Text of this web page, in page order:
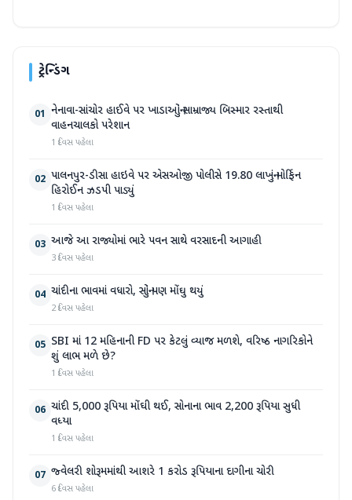
ટ્રેન્ડિંગ
01 નેનાવા-સાંચોર હાઈવે પર ખાડાઓનું સામ્રાજ્ય બિસ્માર રસ્તાથી
વાહનચાલકો પરેશાન
1 દિવસ પહેલા
02 પાલનપુર-ડીસા હાઇવે પર એસઓજી પોલીસે 19.80 લાખનું મોર્ફિન
હિરોઈન ઝડપી પાડ્યું
1 દિવસ પહેલા
03 આજે આ રાજ્યોમાં ભારે પવન સાથે વરસાદની આગાહી
3 દિવસ પહેલા
04 ચાંદીના ભાવમાં વધારો, સોનું પણ મોંઘુ થયું
2 દિવસ પહેલા
05 SBI માં 12 મહિનાની FD પર કેટલું વ્યાજ મળશે, વરિષ્ઠ નાગરિકોને
શું લાભ મળે છે?
1 દિવસ પહેલા
06 ચાંદી 5,000 રૂપિયા મોંઘી થઈ, સોનાના ભાવ 2,200 રૂપિયા સુધી
વધ્યા
1 દિવસ પહેલા
07 જ્વેલરી શોરૂમમાંથી આશરે 1 કરોડ રૂપિયાના દાગીના ચોરી
6 દિવસ પહેલા